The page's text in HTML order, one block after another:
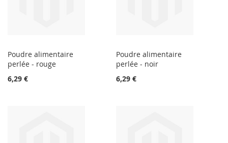
Poudre alimentaire
perlée - rouge
6,29 €
Poudre alimentaire
perlée - noir
6,29 €